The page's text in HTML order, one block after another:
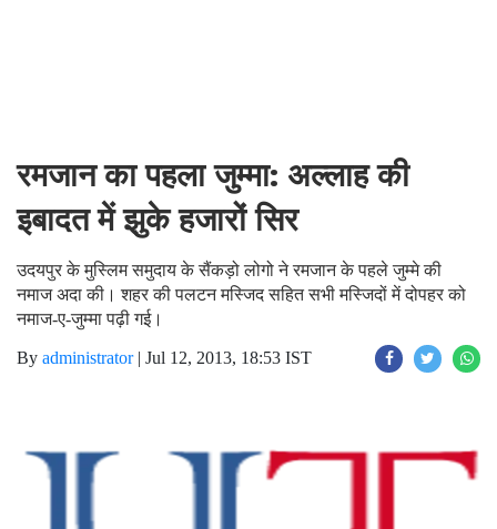
रमजान का पहला जुम्मा: अल्लाह की
इबादत में झुके हजारों सिर
उदयपुर के मुस्लिम समुदाय के सैंकड़ो लोगो ने रमजान के पहले जुम्मे की
नमाज अदा की। शहर की पलटन मस्जिद सहित सभी मस्जिदों में दोपहर को
नमाज-ए-जुम्मा पढ़ी गई।
By administrator| Jul 12, 2013, 18:53 IST